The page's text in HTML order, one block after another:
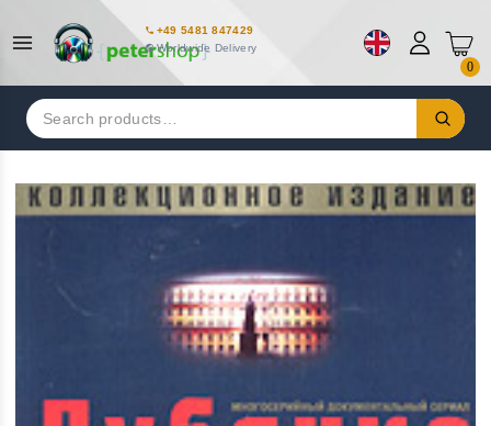
+49 5481 847429
Worldwide Delivery
0
Search
for: